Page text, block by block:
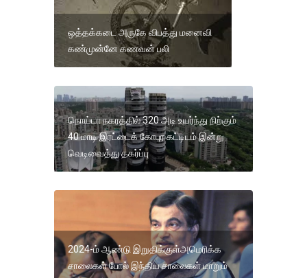
ஒத்தக்கடை அருகே விபத்து மனைவி
கண்முன்னே கணவன் பலி
நொய்டா நகரத்தில் 320 அடி உயர்ந்து நிற்கும்
40 மாடி இரட்டைக் கோபுர கட்டிடம் இன்று
வெடிவைத்து தகர்ப்பு
2024-ம் ஆண்டு இறுதிக்குள்அமெரிக்க
சாலைகள் போல் இந்திய சாலைகள் மாறும்